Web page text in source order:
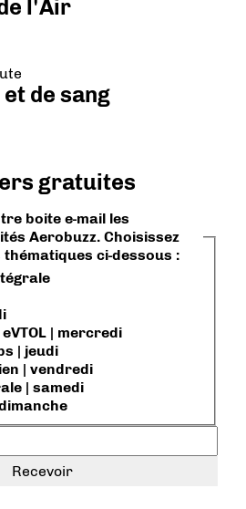
l'Air
de sang
gratuites
boite e-mail les
Aerobuzz. Choisissez
ci-dessous :
| mercredi
| jeudi
| vendredi
| samedi